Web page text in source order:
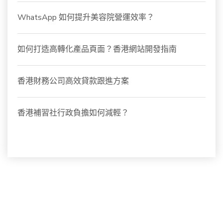
WhatsApp 如何提升美容院營運效率？
如何打造高轉化產品頁面？香港網站開發指南
香港財務公司高效貸款跟進方案
香港補習社行政負擔如何減輕？